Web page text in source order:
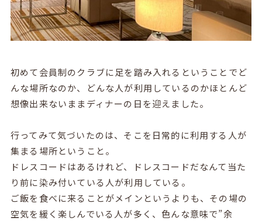
初めて会員制のクラブに足を踏み入れるということでど
んな場所なのか、どんな人が利用しているのかほとんど
想像出来ないままディナーの日を迎えました。
行ってみて気づいたのは、そこを日常的に利用する人が
集まる場所ということ。
ドレスコードはあるけれど、ドレスコードだなんて当た
り前に染み付いている人が利用している。
ご飯を食べに来ることがメインというよりも、その場の
空気を緩く楽しんでいる人が多く、色んな意味で”余